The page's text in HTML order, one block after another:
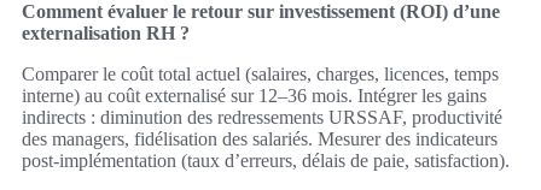
Comment évaluer le retour sur investissement (ROI) d’une
externalisation RH ?
Comparer le coût total actuel (salaires, charges, licences, temps
interne) au coût externalisé sur 12–36 mois. Intégrer les gains
indirects : diminution des redressements URSSAF, productivité
des managers, fidélisation des salariés. Mesurer des indicateurs
post-implémentation (taux d’erreurs, délais de paie, satisfaction).